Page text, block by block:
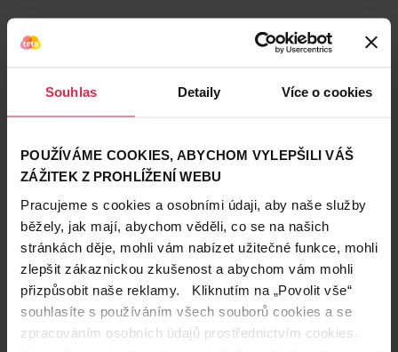
Souhlas Detaily Více o cookies
POUŽÍVÁME COOKIES, ABYCHOM VYLEPŠILI VÁŠ
ZÁŽITEK Z PROHLÍŽENÍ WEBU
Pracujeme s cookies a osobními údaji, aby naše služby
běžely, jak mají, abychom věděli, co se na našich
stránkách děje, mohli vám nabízet užitečné funkce, mohli
zlepšit zákaznickou zkušenost a abychom vám mohli
přizpůsobit naše reklamy. Kliknutím na „Povolit vše“
souhlasíte s používáním všech souborů cookies a se
zpracováním osobních údajů prostřednictvím cookies.
Podobné produkty